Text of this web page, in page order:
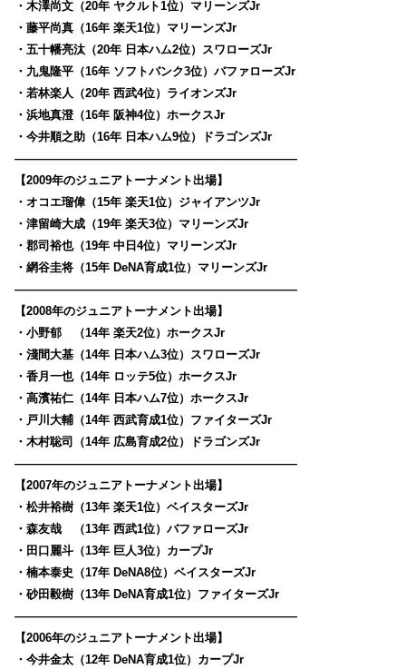
・木澤尚文（20年 ヤクルト1位）マリーンズJr
・藤平尚真（16年 楽天1位）マリーンズJr
・五十幡亮汰（20年 日本ハム2位）スワローズJr
・九鬼隆平（16年 ソフトバンク3位）バファローズJr
・若林楽人（20年 西武4位）ライオンズJr
・浜地真澄（16年 阪神4位）ホークスJr
・今井順之助（16年 日本ハム9位）ドラゴンズJr
————————————————————————
【2009年のジュニアトーナメント出場】
・オコエ瑠偉（15年 楽天1位）ジャイアンツJr
・津留崎大成（19年 楽天3位）マリーンズJr
・郡司裕也（19年 中日4位）マリーンズJr
・網谷圭将（15年 DeNA育成1位）マリーンズJr
————————————————————————
【2008年のジュニアトーナメント出場】
・小野郁 （14年 楽天2位）ホークスJr
・淺間大基（14年 日本ハム3位）スワローズJr
・香月一也（14年 ロッテ5位）ホークスJr
・高濱祐仁（14年 日本ハム7位）ホークスJr
・戸川大輔（14年 西武育成1位）ファイターズJr
・木村聡司（14年 広島育成2位）ドラゴンズJr
————————————————————————
【2007年のジュニアトーナメント出場】
・松井裕樹（13年 楽天1位）ベイスターズJr
・森友哉 （13年 西武1位）バファローズJr
・田口麗斗（13年 巨人3位）カープJr
・楠本泰史（17年 DeNA8位）ベイスターズJr
・砂田毅樹（13年 DeNA育成1位）ファイターズJr
————————————————————————
【2006年のジュニアトーナメント出場】
・今井金太（12年 DeNA育成1位）カープJr